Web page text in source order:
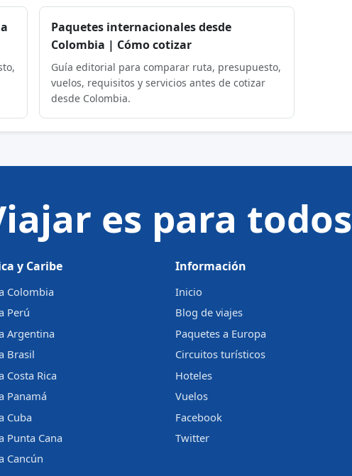
Paquetes internacionales desde
Colombia | Cómo cotizar
Guía editorial para comparar ruta, presupuesto,
vuelos, requisitos y servicios antes de cotizar
desde Colombia.
es para todos
y Caribe
Colombia
Perú
Argentina
Brasil
Costa Rica
Panamá
Cuba
Punta Cana
Cancún
Información
Inicio
Blog de viajes
Paquetes a Europa
Circuitos turísticos
Hoteles
Vuelos
Facebook
Twitter